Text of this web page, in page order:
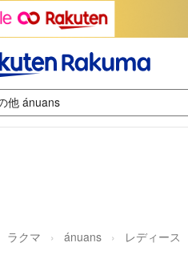
ラクマ ánuans レディース